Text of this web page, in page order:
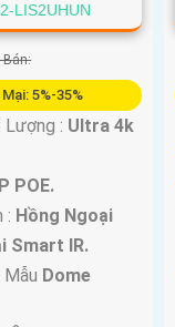
LIS2UHUN
Bán:
5%-35%
: Ultra 4k
POE.
: Hồng Ngoại
Smart IR.
Dome